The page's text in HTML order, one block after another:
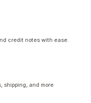
credit notes with ease.
shipping, and more